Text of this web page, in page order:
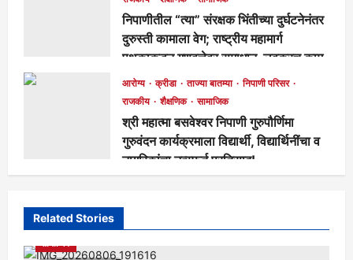
निपाणीतील “त्या” संरक्षक भिंतीच्या दुर्घटनेनंतर
दुरुस्ती कामाला वेग; राष्ट्रीय महामार्ग
पथकाकडून गुणवत्तेवर समाधान, लवकरच काम
पूर्ण होणार!
मुख्य संपादक 2 days ago
आरोग्य क्रीडा ताज्या बातम्या
निपाणी परिसर
राजकीय
शैक्षणिक सामाजिक
श्री महात्मा बसवेश्वर निपाणी गुरुपौर्णिमा
गुरुवंदन कार्यक्रमाला विद्यार्थी, विद्यार्थिनींचा व
नागरिकांचा उत्स्फूर्त प्रतिसाद!
Related Stories
आरोग्य क्रीडा ताज्या बातम्या